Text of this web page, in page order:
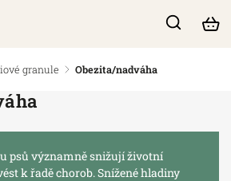
granule / Obezita/nadváha
psů významně snižují životní
k řadě chorob. Snížené hladiny